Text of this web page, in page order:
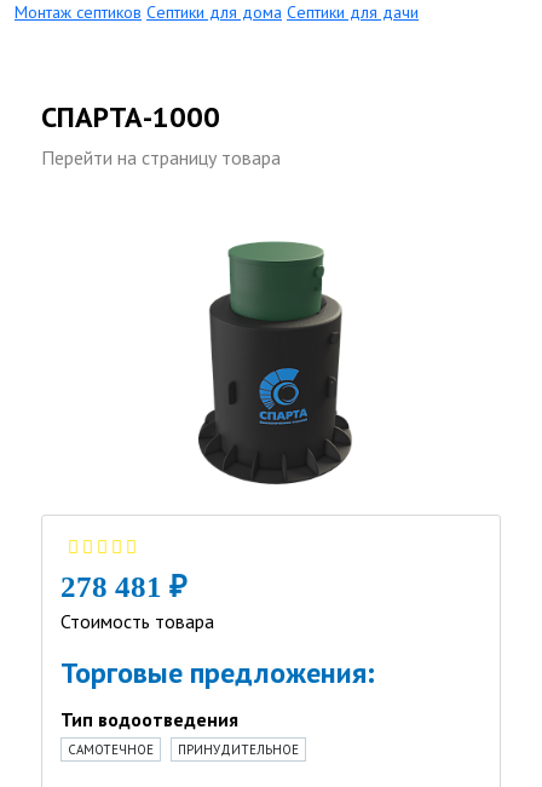
Монтаж септиков Септики для дома Септики для дачи
СПАРТА-1000
Перейти на страницу товара
278 481 ₽
Стоимость товара
Торговые предложения:
Тип водоотведения
САМОТЕЧНОЕ ПРИНУДИТЕЛЬНОЕ